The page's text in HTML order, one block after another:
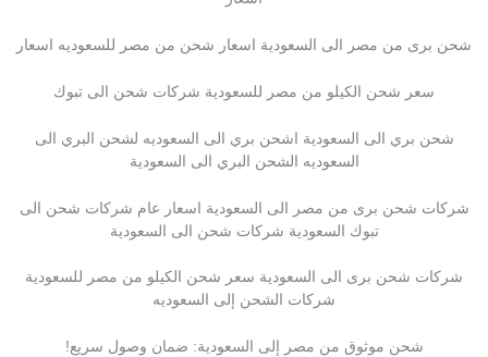
شحن برى من مصر الى السعودية اسعار شحن من مصر للسعوديه اسعار
سعر شحن الكيلو من مصر للسعودية شركات شحن الى تبوك
شحن بري الى السعودية اشحن بري الى السعوديه لشحن البري الى
السعوديه الشحن البري الى السعودية
شركات شحن برى من مصر الى السعودية اسعار عام شركات شحن الى
تبوك السعودية شركات شحن الى السعودية
شركات شحن برى الى السعودية سعر شحن الكيلو من مصر للسعودية
شركات الشحن إلى السعوديه
شحن موثوق من مصر إلى السعودية: ضمان وصول سريع!